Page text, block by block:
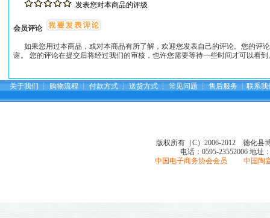
发表您对本商品的评级
会员评论
如果您用过本商品，或对本商品有所了解，欢迎您发表自己的评论。您的评
谢。 您的评论在提交后将经过我们的审核，也许您需要等待一些时间才可以看
关于我们 ┆ 购物流程 ┆ 付款方式 ┆ 送货方式 ┆ 常见问题 ┆ 售后服务 ┆ 联系我
版权所有（C）2006-2012 德化县
电话：0595-23552006 地址
中国电子商务协会会员 中国陶